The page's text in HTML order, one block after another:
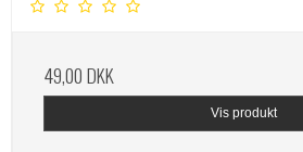
49,00 DKK
Vis produkt